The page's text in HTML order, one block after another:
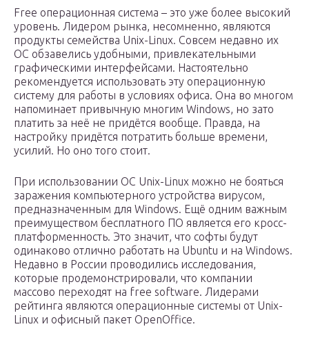
Free операционная система – это уже более высокий
уровень. Лидером рынка, несомненно, являются
продукты семейства Unix-Linux. Совсем недавно их
ОС обзавелись удобными, привлекательными
графическими интерфейсами. Настоятельно
рекомендуется использовать эту операционную
систему для работы в условиях офиса. Она во многом
напоминает привычную многим Windows, но зато
платить за неё не придётся вообще. Правда, на
настройку придётся потратить больше времени,
усилий. Но оно того стоит.
При использовании ОС Unix-Linux можно не бояться
заражения компьютерного устройства вирусом,
предназначенным для Windows. Ещё одним важным
преимуществом бесплатного ПО является его кросс-
платформенность. Это значит, что софты будут
одинаково отлично работать на Ubuntu и на Windows.
Недавно в России проводились исследования,
которые продемонстрировали, что компании
массово переходят на free software. Лидерами
рейтинга являются операционные системы от Unix-
Linux и офисный пакет OpenOffice.